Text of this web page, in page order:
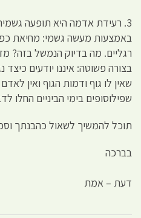
3. רעידת אדמה היא תופעה
באמצעות מעשה גשמי: מחיאת
רגליים. מה בדיוק הנמשל בזה?
בצורה פשוטה: איננו יודעים
שאין לו גוף ודמות הגוף ואין
שפילוסופים בימי הביניים החלו
תוכל להמשיך לשאול כהבנתך
בברכה
דעת – אמת